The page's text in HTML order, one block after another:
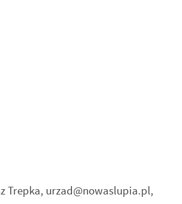
Trepka, urzad@nowaslupia.pl,